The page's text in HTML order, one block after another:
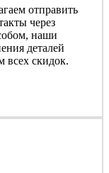
отправить
через
наши
деталей
всех скидок.